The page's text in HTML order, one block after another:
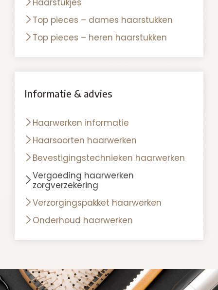
Haarstukjes
Top pieces – dames haarstukken
Top pieces – heren haarstukken
Informatie & advies
Haarwerken informatie
Haarsoorten haarwerken
Bevestigingstechnieken haarwerken
Vergoeding haarwerken
zorgverzekering
Verzorgingspakket haarwerken
Onderhoud haarwerken